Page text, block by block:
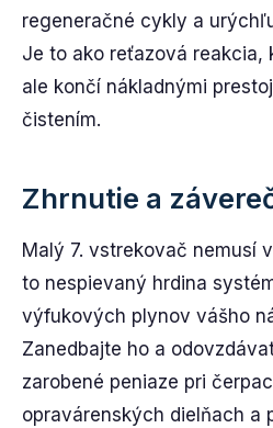
regeneračné cykly a
Je to ako reťazová reakcia,
ale končí nákladnými
čistením.
Zhrnutie a
Malý 7. vstrekovač nemusí
to nespievaný hrdina
výfukových plynov vášho
Zanedbajte ho a
zarobené peniaze pri
opravárenských dielňach a